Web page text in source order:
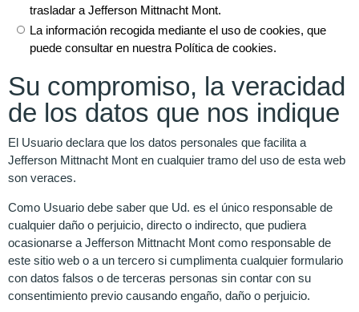
trasladar a Jefferson Mittnacht Mont.
La información recogida mediante el uso de cookies, que
puede consultar en nuestra Política de cookies.
Su compromiso, la veracidad
de los datos que nos indique
El Usuario declara que los datos personales que facilita a
Jefferson Mittnacht Mont en cualquier tramo del uso de esta web
son veraces.
Como Usuario debe saber que Ud. es el único responsable de
cualquier daño o perjuicio, directo o indirecto, que pudiera
ocasionarse a Jefferson Mittnacht Mont como responsable de
este sitio web o a un tercero si cumplimenta cualquier formulario
con datos falsos o de terceras personas sin contar con su
consentimiento previo causando engaño, daño o perjuicio.